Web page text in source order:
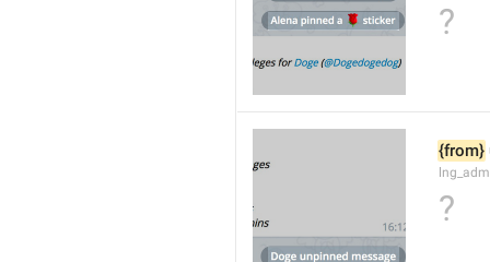
?
{from}
?